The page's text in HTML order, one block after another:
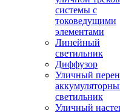
системы с
токоведущими
элементами
Линейный
светильник
Диффузор
Уличный
светильник
Уличный